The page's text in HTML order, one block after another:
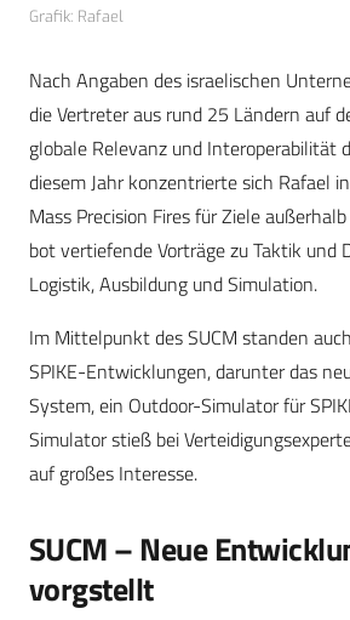
Grafik: Rafael
Nach Angaben des israelischen
die Vertreter aus rund 25 Ländern auf
globale Relevanz und Interoperabilität
diesem Jahr konzentrierte sich Rafael
Mass Precision Fires für Ziele
bot vertiefende Vorträge zu Taktik und
Logistik, Ausbildung und Simulation.
Im Mittelpunkt des SUCM standen
SPIKE-Entwicklungen, darunter das
System, ein Outdoor-Simulator für
Simulator stieß bei
auf großes Interesse.
SUCM – Neue
vorgstellt